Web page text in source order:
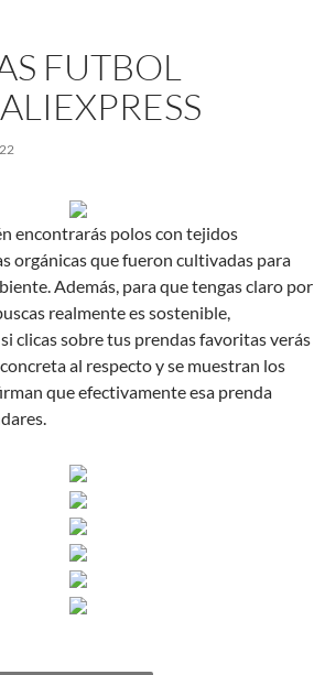
FUTBOL
encontrarás polos con tejidos
orgánicas que fueron cultivadas para
Además, para que tengas claro por
realmente es sostenible,
si clicas sobre tus prendas favoritas verás
al respecto y se muestran los
que efectivamente esa prenda